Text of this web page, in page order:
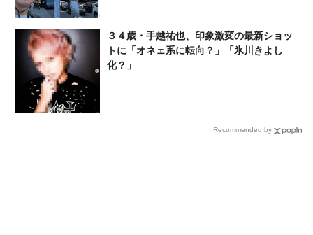
３４歳・手越祐也、印象激変の最新ショッ
トに「オネェ系に転向？」「氷川きよし
化？」
Recommended by